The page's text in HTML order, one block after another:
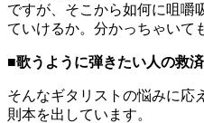
ですが、そこから如何に咀嚼
ていけるか。分かっちゃいて
■歌うように弾きたい人の救
そんなギタリストの悩みに応
則本を出しています。